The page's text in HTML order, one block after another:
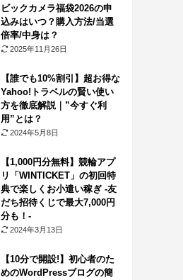
ビックカメラ福袋2026の申
込みはいつ？購入方法/当選
倍率/中身は？
2025年11月26日
【誰でも10%割引】超お得な
Yahoo!トラベルの賢い使い
方を徹底解説｜”今すぐ利
用”とは？
2024年5月8日
【1,000円分無料】競輪アプ
リ「WINTICKET」の初回特
典で楽しくお小遣い稼ぎ -友
だち招待くじで最大7,000円
分も！-
2024年3月13日
【10分で開設!】初心者のた
めのWordPressブログの簡